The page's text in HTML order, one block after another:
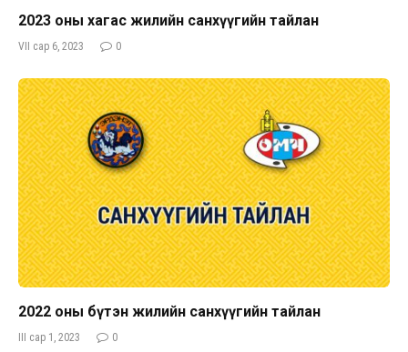
2023 оны хагас жилийн санхүүгийн тайлан
VII сар 6, 2023 0
2022 оны бүтэн жилийн санхүүгийн тайлан
III сар 1, 2023 0